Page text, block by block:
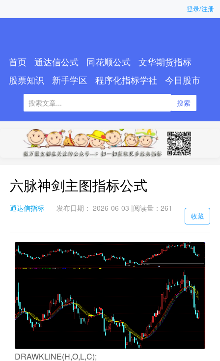
登录/注册
首页 通达信公式 同花顺公式
文华期货指标
股票知识
新手学区 程序化指标学社 今日股市
搜索
六脉神剑主图指标公式
通达信指标 发布日期： 2026-06-03 |阅读量：261
收藏
DRAWKLINE(H,O,L,C);